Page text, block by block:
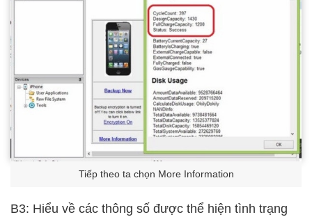
Tiếp theo ta chọn More Information
B3: Hiểu về các thông số được thể hiện tình trạng